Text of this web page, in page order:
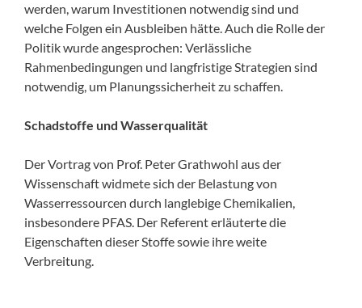
werden, warum Investitionen notwendig sind und
welche Folgen ein Ausbleiben hätte. Auch die Rolle der
Politik wurde angesprochen: Verlässliche
Rahmenbedingungen und langfristige Strategien sind
notwendig, um Planungssicherheit zu schaffen.
Schadstoffe und Wasserqualität
Der Vortrag von Prof. Peter Grathwohl aus der
Wissenschaft widmete sich der Belastung von
Wasserressourcen durch langlebige Chemikalien,
insbesondere PFAS. Der Referent erläuterte die
Eigenschaften dieser Stoffe sowie ihre weite
Verbreitung.